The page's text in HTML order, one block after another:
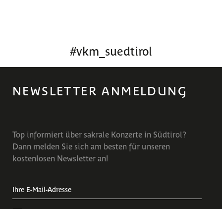
#vkm_suedtirol
NEWSLETTER ANMELDUNG
Top informiert über sakrale Konzerte in Südtirol?
Dann melden Sie sich am besten für unseren
kostenlosen Newsletter an!